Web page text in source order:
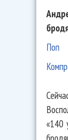
Поп
«140